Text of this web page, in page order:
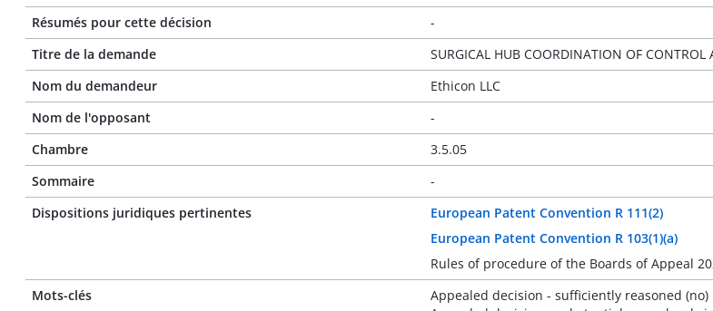
Résumés pour cette décision
-
Titre de la demande
SURGICAL HUB COORDINATION OF
Nom du demandeur
Ethicon LLC
Nom de l'opposant
-
Chambre
3.5.05
Sommaire
-
Dispositions juridiques pertinentes
European Patent Convention R 111(2)
European Patent Convention R 103(1)(a)
Rules of procedure of the Boards of Appeal
Mots-clés
Appealed decision - sufficiently reasoned (no)